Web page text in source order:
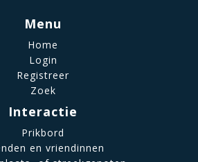
Menu
Home
Login
Registreer
Zoek
Interactie
Prikbord
en vriendinnen